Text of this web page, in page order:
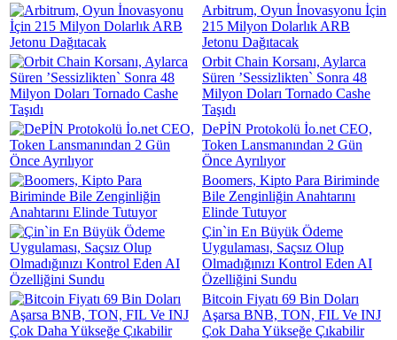
Arbitrum, Oyun İnovasyonu İçin
215 Milyon Dolarlık ARB
Jetonu Dağıtacak
Orbit Chain Korsanı, Aylarca
Süren ’Sessizlikten` Sonra 48
Milyon Doları Tornado Cashe
Taşıdı
DePİN Protokolü İo.net CEO,
Token Lansmanından 2 Gün
Önce Ayrılıyor
Boomers, Kipto Para Biriminde
Bile Zenginliğin Anahtarını
Elinde Tutuyor
Çin`in En Büyük Ödeme
Uygulaması, Saçsız Olup
Olmadığınızı Kontrol Eden AI
Özelliğini Sundu
Bitcoin Fiyatı 69 Bin Doları
Aşarsa BNB, TON, FIL Ve INJ
Çok Daha Yükseğe Çıkabilir